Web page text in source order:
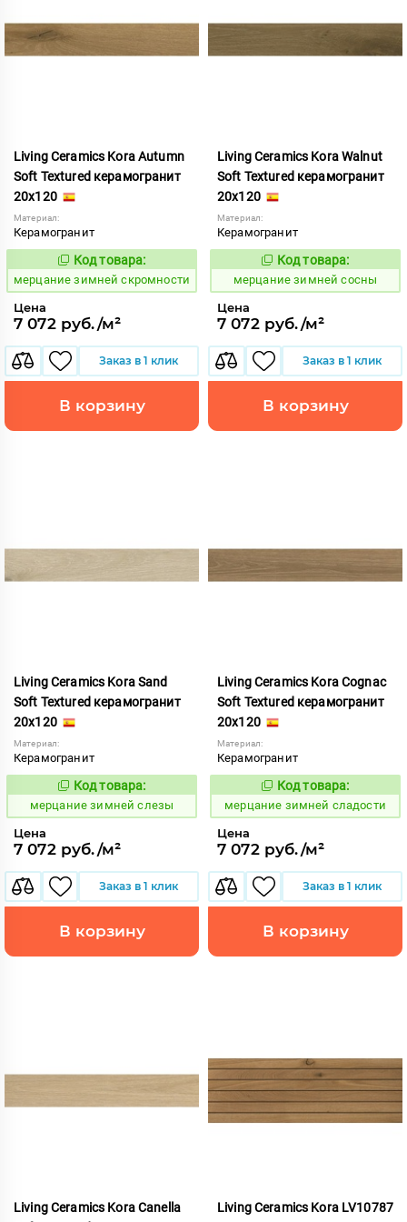
Living Ceramics Kora Autumn
Soft Textured керамогранит
20x120
Материал:
Керамогранит
972718
Код товара:
мерцание зимней скромности
Цена
7 072 руб./м²
Заказ в 1 клик
В корзину
Living Ceramics Kora Walnut
Soft Textured керамогранит
20x120
Материал:
Керамогранит
972722
Код товара:
мерцание зимней сосны
Цена
7 072 руб./м²
Заказ в 1 клик
В корзину
Living Ceramics Kora Sand
Soft Textured керамогранит
20x120
Материал:
Керамогранит
972721
Код товара:
мерцание зимней слезы
Цена
7 072 руб./м²
Заказ в 1 клик
В корзину
Living Ceramics Kora Cognac
Soft Textured керамогранит
20x120
Материал:
Керамогранит
972720
Код товара:
мерцание зимней сладости
Цена
7 072 руб./м²
Заказ в 1 клик
В корзину
Living Ceramics Kora Canella
Living Ceramics Kora LV10787